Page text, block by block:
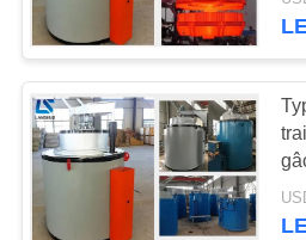
SITE
POLITIQUE
DE
induction
la machine
four